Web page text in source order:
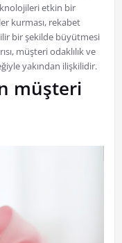
etkin bir
kurması, rekabet
bir şekilde büyütmesi
müşteri odaklılık ve
yakından ilişkilidir.
müşteri